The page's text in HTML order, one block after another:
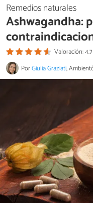
Remedios naturales
Ashwagandha:
Valoración:
PorGiulia Graziati,